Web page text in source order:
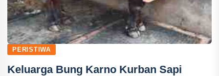
PERISTIWA
Keluarga Bung Karno Kurban Sapi